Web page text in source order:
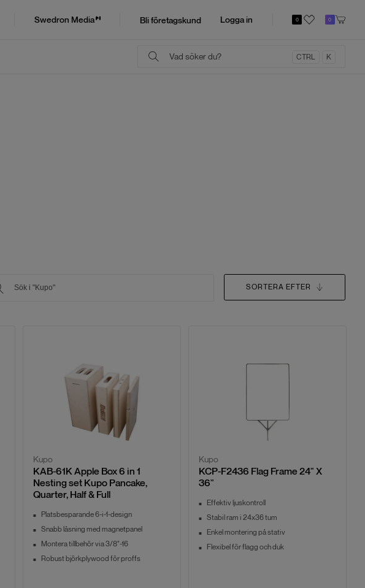
Swedron Media Bli företagskund Logga in 0 0
CTRL K
SORTERA EFTER
Kupo
KAB-61K Apple Box 6 in 1
Nesting set Kupo Pancake,
Quarter, Half & Full
Platsbesparande 6-i-1-design
Snabb låsning med magnetpanel
Montera tillbehör via 3/8"-16
Robust björkplywood för proffs
Kupo
KCP-F2436 Flag Frame 24" X
36"
Effektiv ljuskontroll
Stabil ram i 24x36 tum
Enkel montering på stativ
Flexibel för flagg och duk